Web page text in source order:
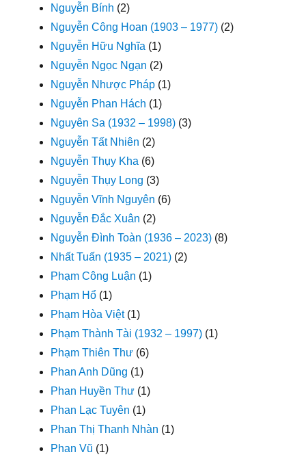
Nguyễn Bính (2)
Nguyễn Công Hoan (1903 – 1977) (2)
Nguyễn Hữu Nghĩa (1)
Nguyễn Ngọc Ngạn (2)
Nguyễn Nhược Pháp (1)
Nguyễn Phan Hách (1)
Nguyên Sa (1932 – 1998) (3)
Nguyễn Tất Nhiên (2)
Nguyễn Thụy Kha (6)
Nguyễn Thụy Long (3)
Nguyễn Vĩnh Nguyên (6)
Nguyễn Đắc Xuân (2)
Nguyễn Đình Toàn (1936 – 2023) (8)
Nhất Tuấn (1935 – 2021) (2)
Phạm Công Luận (1)
Phạm Hổ (1)
Phạm Hòa Việt(1)
Phạm Thành Tài (1932 – 1997) (1)
Phạm Thiên Thư (6)
Phan Anh Dũng (1)
Phan Huyền Thư (1)
Phan Lạc Tuyên (1)
Phan Thị Thanh Nhàn (1)
Phan Vũ (1)